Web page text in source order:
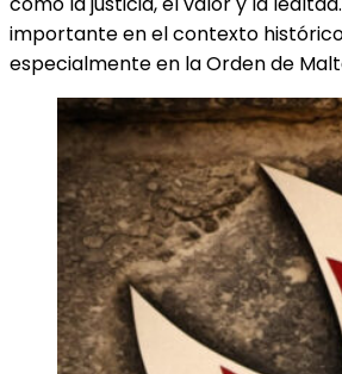
importante en el contexto
especialmente en la Orden de